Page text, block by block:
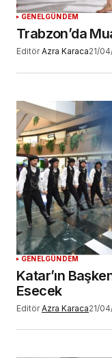
GENELGÜNDEM
Trabzon’da
Editör Azra Karaca21/
GENELGÜNDEM
Katar’ın
Esecek
Editör Azra Karaca21/